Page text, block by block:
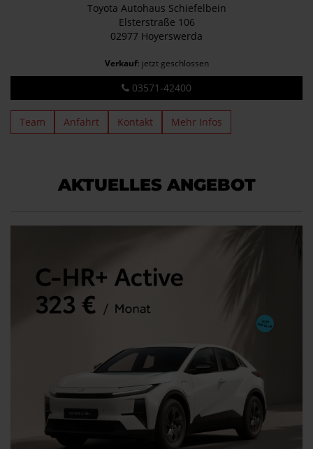
Toyota Autohaus Schiefelbein
Elsterstraße 106
02977 Hoyerswerda
Verkauf: jetzt geschlossen
03571-42400
Team Anfahrt Kontakt Mehr Infos
AKTUELLES ANGEBOT